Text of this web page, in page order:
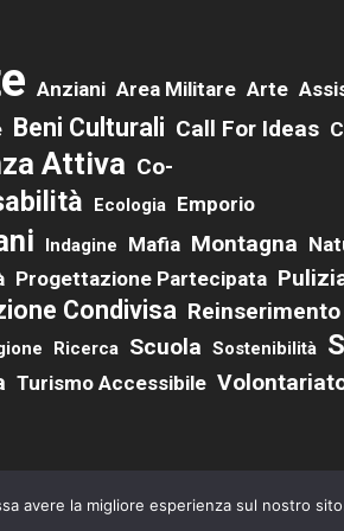
Anziani Area Militare Arte
Beni Culturali Call For Ideas
Attiva Co-
Ecologia Emporio
Indagine Mafia Montagna
Progettazione Partecipata
Condivisa Reinserimento
Ricerca Scuola Sostenibilità
Turismo Accessibile
avere la migliore esperienza sul nostro